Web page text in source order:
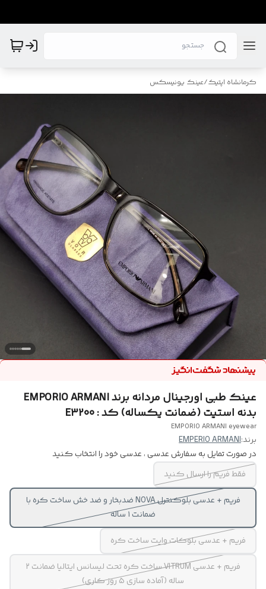
کرمانشاه اپتیک/عینک یونیسکس
عینک طبی اورجینال مردانه برند EMPORIO ARMANI
بدنه استیت (ضمانت یکساله) کد : E3200
EMPORIO ARMANI eyewear
برند:EMPERIO ARMANI
در صورت تمایل به سفارش عدسی ، عدسی خود را انتخاب کنید
فقط فریم را ارسال کنید
فریم + عدسی بلوکنترل NOVA ضدبخار و ضد خش ساخت کره با
ضمانت ۱ ساله
فریم + عدسی بلوکات وایت ساخت کره
فریم + عدسی VITRUM ساخت کره تحت لیسانس ایتالیا ضمانت ۲
ساله (آماده سازی ۵ روز کاری)